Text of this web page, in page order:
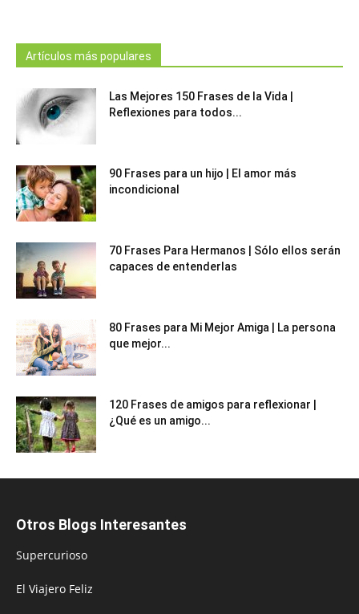
Artículos más populares
Las Mejores 150 Frases de la Vida |
Reflexiones para todos...
90 Frases para un hijo | El amor más
incondicional
70 Frases Para Hermanos | Sólo ellos serán
capaces de entenderlas
80 Frases para Mi Mejor Amiga | La persona
que mejor...
120 Frases de amigos para reflexionar |
¿Qué es un amigo...
Otros Blogs Interesantes
Supercurioso
El Viajero Feliz